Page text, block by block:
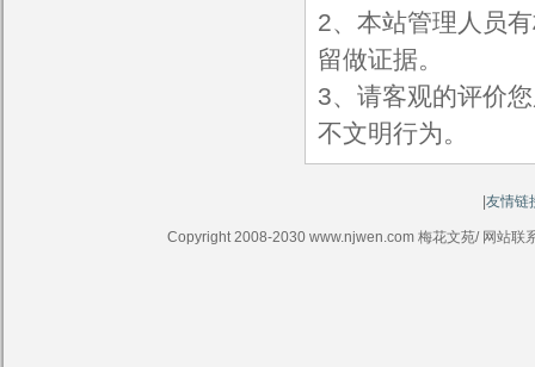
2、本站管理人员
留做证据。
3、请客观的评价
不文明行为。
|友情链
Copyright 2008-2030 www.njwen.com 梅花文苑/ 网站